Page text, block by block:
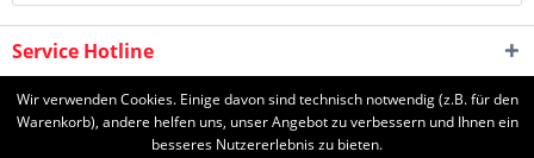
Service Hotline
Shop Service
Wir verwenden Cookies. Einige davon sind technisch notwendig (z.B. für den
Warenkorb), andere helfen uns, unser Angebot zu verbessern und Ihnen ein
besseres Nutzererlebnis zu bieten.